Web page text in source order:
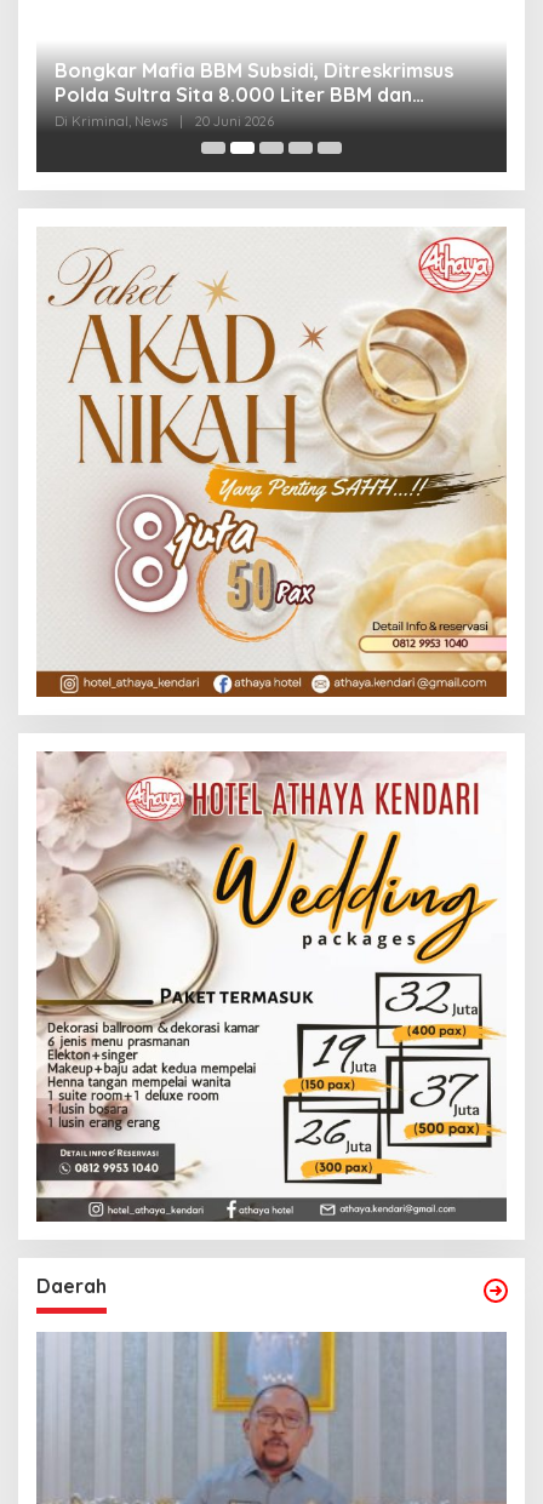
Bongkar Mafia BBM Subsidi, Ditreskrimsus
Polda Sultra Sita 8.000 Liter BBM dan
Ringkus 3 Tersangka
Di Kriminal, News | 20 Juni 2026
Daerah